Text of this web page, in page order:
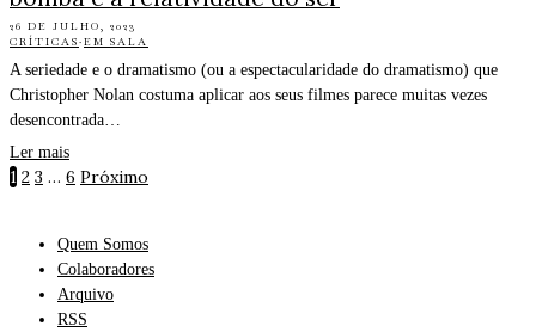
26 DE JULHO, 2023
CRÍTICAS·EM SALA
A seriedade e o dramatismo (ou a espectacularidade do dramatismo) que
Christopher Nolan costuma aplicar aos seus filmes parece muitas vezes
desencontrada…
Ler mais
1 2 3 … 6 Próximo
Quem Somos
Colaboradores
Arquivo
RSS